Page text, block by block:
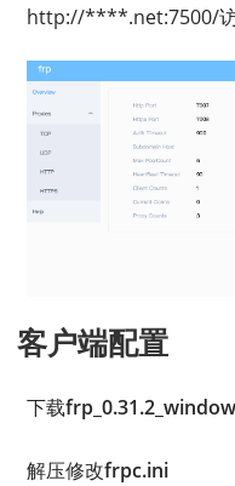
http://****.net:7500/
客户端配置
下载
解压修改frpc.ini